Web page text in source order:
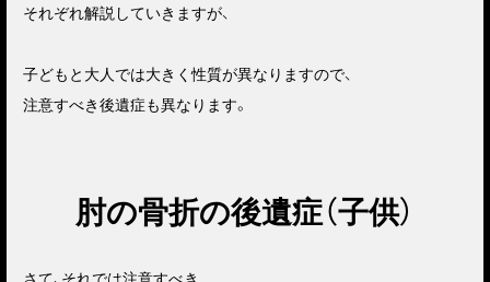
それぞれ解説していきますが、
子どもと大人では大きく性質が異なりますので、
注意すべき後遺症も異なります。
肘の骨折の後遺症（子供）